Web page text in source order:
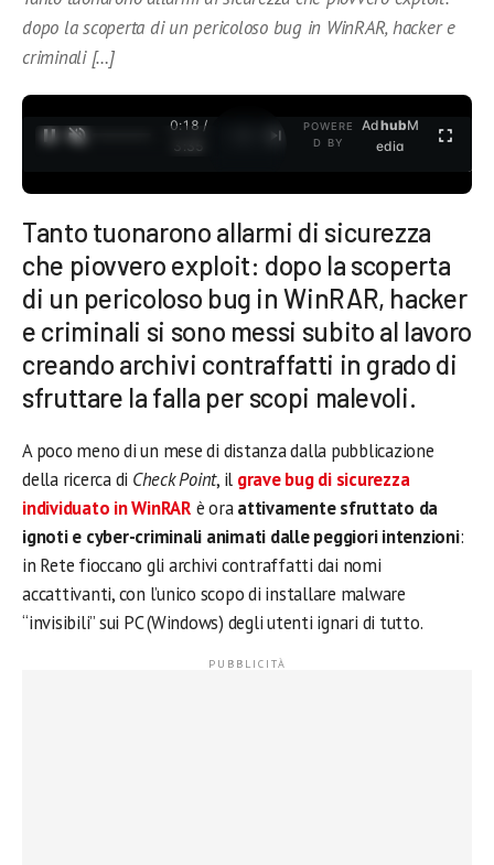
dopo la scoperta di un pericoloso bug in WinRAR, hacker e
criminali […]
0:19 /
3:35
POWERE
D BY
AdhubM
edia
Tanto tuonarono allarmi di sicurezza
che piovvero exploit: dopo la scoperta
di un pericoloso bug in WinRAR, hacker
e criminali si sono messi subito al lavoro
creando archivi contraffatti in grado di
sfruttare la falla per scopi malevoli.
A poco meno di un mese di distanza dalla pubblicazione
della ricerca di Check Point, il grave bug di sicurezza
individuato in WinRAR è oraattivamente sfruttato da
ignoti e cyber-criminali animati dalle peggiori intenzioni:
in Rete fioccano gli archivi contraffatti dai nomi
accattivanti, con l’unico scopo di installare malware
“invisibili” sui PC (Windows) degli utenti ignari di tutto.